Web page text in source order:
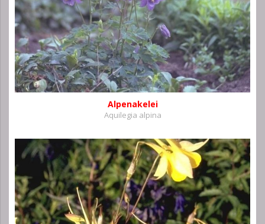
Alpenakelei
Aquilegia alpina